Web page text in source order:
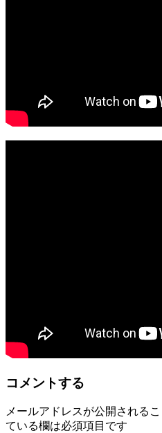
コメントする
メールアドレスが公開されるこ
ている欄は必須項目です